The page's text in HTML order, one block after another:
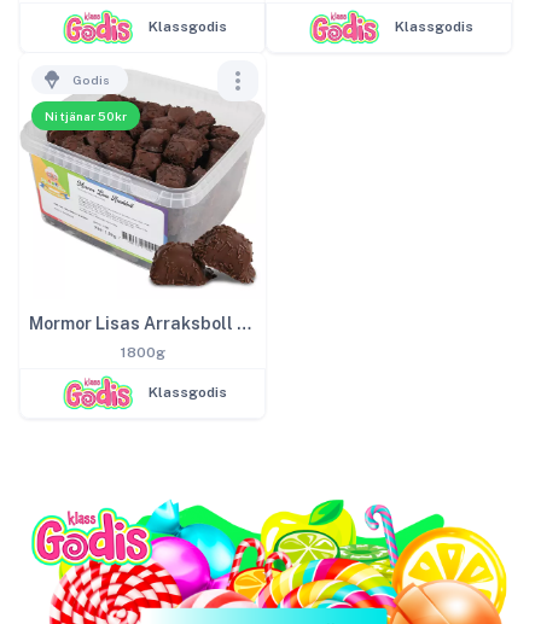
Klassgodis Klassgodis
Ni tjänar 50kr
Godis
Mormor Lisas Arraksboll 1,8kg
1800g
Klassgodis